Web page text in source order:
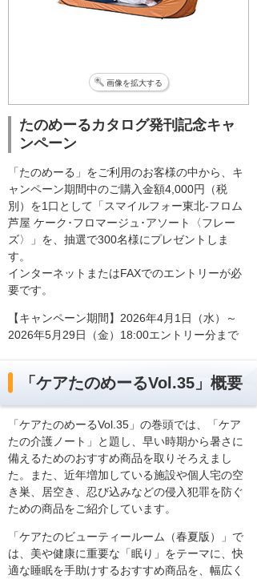
画像を拡大する
たのめーるカタログ発刊記念キャ
ンペーン
「たのめーる」をご利用のお客様の中から、キ
ャンペーン期間中のご購入金額4,000円（税
別）を1口として「スマイルフォー東北-フロム
芦屋 ケーク･フロマージュ･アソート〈フレー
ズ〉」を、抽選で300名様にプレゼントしま
す。
インターネットまたはFAXでのエントリーが必
要です。
【キャンペーン期間】2026年4月1日（水）～
2026年5月29日（金）18:00エントリー分まで
「ケアたのめーるVol.35」概要
「ケアたのめーるVol.35」の巻頭では、「ケア
たの介護ノート」と題し、早い時期から暑さに
備えるためのおすすめ商品を取りそろえまし
た。また、近年増加している施設や個人宅の空
き巣、居空き、忍び込みなどの侵入犯罪を防ぐ
ための商品をご紹介しています。
「ケアたのビューティールーム（春夏版）」で
は、美や健康に重要な「眠り」をテーマに、快
適な睡眠を手助けするおすすめ商品を、幅広く